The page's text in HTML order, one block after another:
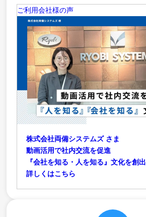
ご利用会社様の声
株式会社両備システムズ さま
動画活用で社内交流を促進
『会社を知る・人を知る』文化を創出
詳しくはこちら